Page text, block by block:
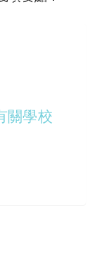
關學校